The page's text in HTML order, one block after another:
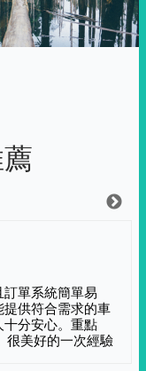
單系統簡單易
供符合需求的車
分安心。重點
很美好的一次經驗